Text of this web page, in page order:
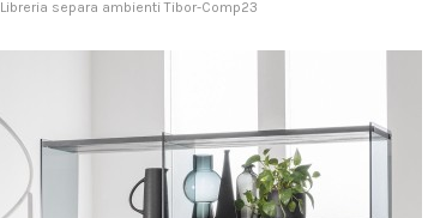
Libreria separa ambienti Tibor-Comp23